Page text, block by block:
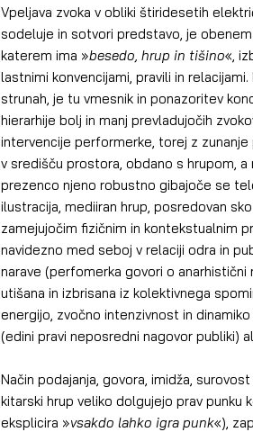
Vpeljava zvoka v obliki štiridesetih
sodeluje in sotvori predstavo, je
katerem ima »besedo, hrup in tišino«,
lastnimi konvencijami, pravili in
strunah, je tu vmesnik in ponazoritev
hierarhije bolj in manj prevladujočih
intervencije performerke, torej z
v središču prostora, obdano s hrupom,
prezenco njeno robustno gibajoče se
ilustracija, mediiran hrup, posredovan
zamejujočim fizičnim in kontekstualnim
navidezno med seboj v relaciji odra in
narave (perfomerka govori o anarhistični
utišana in izbrisana iz kolektivnega
energijo, zvočno intenzivnost in
(edini pravi neposredni nagovor publiki)
Način podajanja, govora, imidža,
kitarski hrup veliko dolgujejo prav
eksplicira »vsakdo lahko igra punk«),